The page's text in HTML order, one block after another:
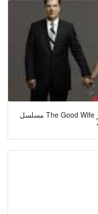
مسلسل The Good Wife الموسم الثالث الحلقة 14 الرابعة عشر